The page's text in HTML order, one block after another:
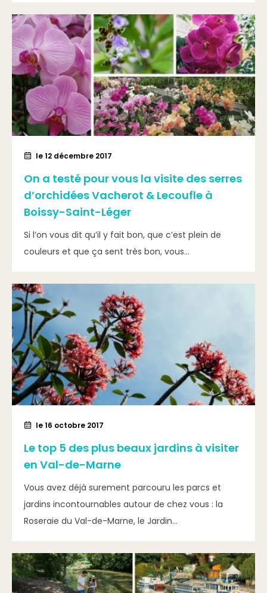
le 12 décembre 2017
On a testé pour vous la visite des serres
d’orchidées Vacherot & Lecoufle à
Boissy-Saint-Léger
Si l’on vous dit qu’il y fait bon, que c’est plein de
couleurs et que ça sent très bon, vous...
le 16 octobre 2017
Le top 5 des plus beaux jardins à visiter
en Val-de-Marne
Vous avez déjà surement parcouru les parcs et
jardins incontournables autour de chez vous : la
Roseraie du Val-de-Marne, le Jardin...